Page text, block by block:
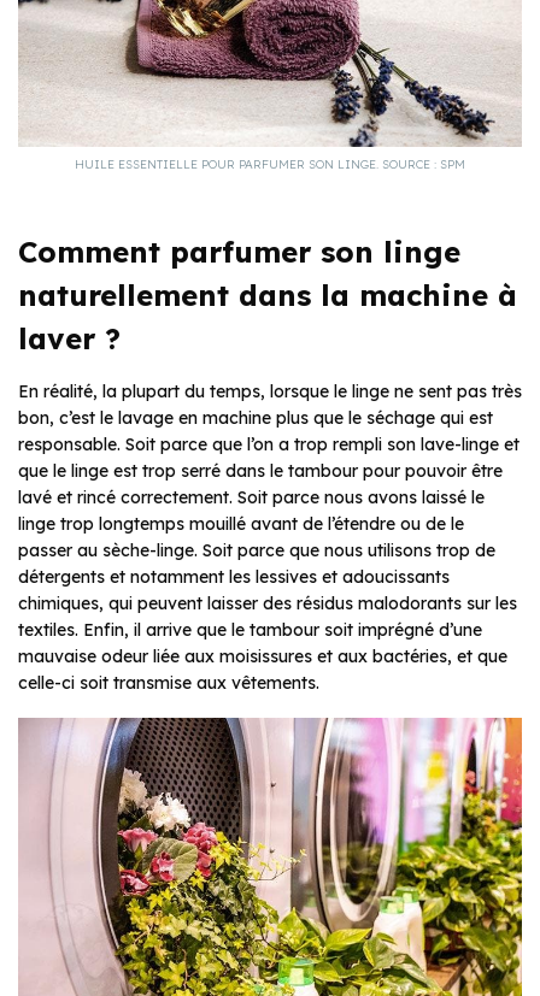
HUILE ESSENTIELLE POUR PARFUMER SON LINGE. SOURCE : SPM
Comment parfumer son linge
naturellement dans la machine à
laver ?
En réalité, la plupart du temps, lorsque le linge ne sent pas très
bon, c’est le lavage en machine plus que le séchage qui est
responsable. Soit parce que l’on a trop rempli son lave-linge et
que le linge est trop serré dans le tambour pour pouvoir être
lavé et rincé correctement. Soit parce nous avons laissé le
linge trop longtemps mouillé avant de l’étendre ou de le
passer au sèche-linge. Soit parce que nous utilisons trop de
détergents et notamment les lessives et adoucissants
chimiques, qui peuvent laisser des résidus malodorants sur les
textiles. Enfin, il arrive que le tambour soit imprégné d’une
mauvaise odeur liée aux moisissures et aux bactéries, et que
celle-ci soit transmise aux vêtements.